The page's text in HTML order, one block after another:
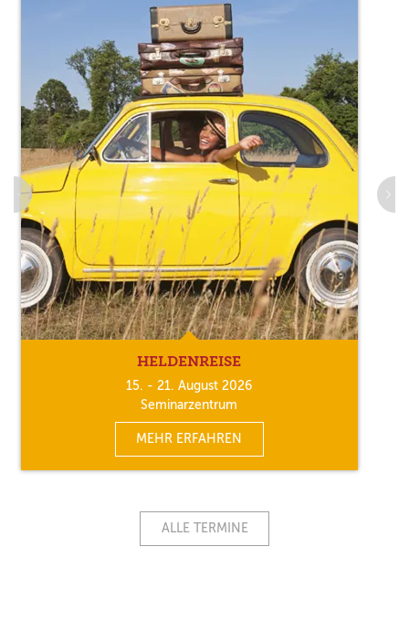
HELDENREISE
15. - 21. August 2026
Seminarzentrum
MEHR ERFAHREN
ALLE TERMINE